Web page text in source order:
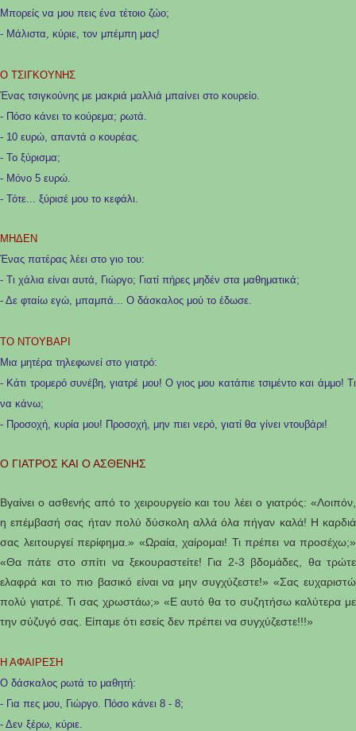
Μπορείς να μου πεις ένα τέτοιο ζώο;
- Μάλιστα, κύριε, τον μπέμπη μας!
Ο ΤΣΙΓΚΟΥΝΗΣ
Ένας τσιγκούνης με μακριά μαλλιά μπαίνει στο κουρείο.
- Πόσο κάνει το κούρεμα; ρωτά.
- 10 ευρώ, απαντά ο κουρέας.
- Το ξύρισμα;
- Μόνο 5 ευρώ.
- Τότε... ξύρισέ μου το κεφάλι.
ΜΗΔΕΝ
Ένας πατέρας λέει στο γιο του:
- Τι χάλια είναι αυτά, Γιώργο; Γιατί πήρες μηδέν στα μαθηματικά;
- Δε φταίω εγώ, μπαμπά... Ο δάσκαλος μού το έδωσε.
ΤΟ ΝΤΟΥΒΑΡΙ
Μια μητέρα τηλεφωνεί στο γιατρό:
- Κάτι τρομερό συνέβη, γιατρέ μου! Ο γιος μου κατάπιε τσιμέντο και άμμο! Τι
να κάνω;
- Προσοχή, κυρία μου! Προσοχή, μην πιει νερό, γιατί θα γίνει ντουβάρι!
Ο ΓΙΑΤΡΟΣ ΚΑΙ Ο ΑΣΘΕΝΗΣ
Βγαίνει ο ασθενής από το χειρουργείο και του λέει ο γιατρός: «Λοιπόν,
η επέμβασή σας ήταν πολύ δύσκολη αλλά όλα πήγαν καλά! Η καρδιά
σας λειτουργεί περίφημα.» «Ωραία, χαίρομαι! Τι πρέπει να προσέχω;»
«Θα πάτε στο σπίτι να ξεκουραστείτε! Για 2-3 βδομάδες, θα τρώτε
ελαφρά και το πιο βασικό είναι να μην συγχύζεστε!» «Σας ευχαριστώ
πολύ γιατρέ. Τι σας χρωστάω;» «Ε αυτό θα το συζητήσω καλύτερα με
την σύζυγό σας. Είπαμε ότι εσείς δεν πρέπει να συγχύζεστε!!!»
Η ΑΦΑΙΡΕΣΗ
Ο δάσκαλος ρωτά το μαθητή:
- Για πες μου, Γιώργο. Πόσο κάνει 8 - 8;
- Δεν ξέρω, κύριε.